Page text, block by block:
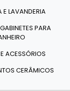
LAVANDERIA
PARA
ACESSÓRIOS
CERÂMICOS